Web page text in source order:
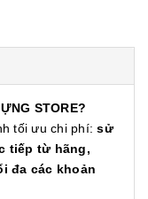
STORE?
tối ưu chi phí:sử
tiếp từ hãng,
đa các khoản